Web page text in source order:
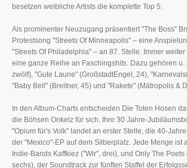
besetzen weibliche Artists die komplette Top 5.
Als prominenter Neuzugang präsentiert "The Boss"
Protestsong "Streets Of Minneapolis" – eine
"Streets Of Philadelphia" – an 87. Stelle. Immer weiter
eine ganze Reihe an Faschingshits. Dazu gehören u.
zwölf), "Gute Laune" (GroßstadtEngel, 24),
"Baby Bell" (Breitner, 45) und "Rakete" (Mätropolis &
In den Album-Charts entscheiden Die Toten Hosen
die Böhsen Onkelz für sich. Ihre 30 Jahre-
"Opium für's Volk" landet an erster Stelle, die 40-
der "Mexico"-EP auf dem Silberplatz. Jede Menge ist
Indie-Bands Kaffkiez ("Wir", drei), und Only The Poets
sechs), der Soundtrack zur fünften Staffel der